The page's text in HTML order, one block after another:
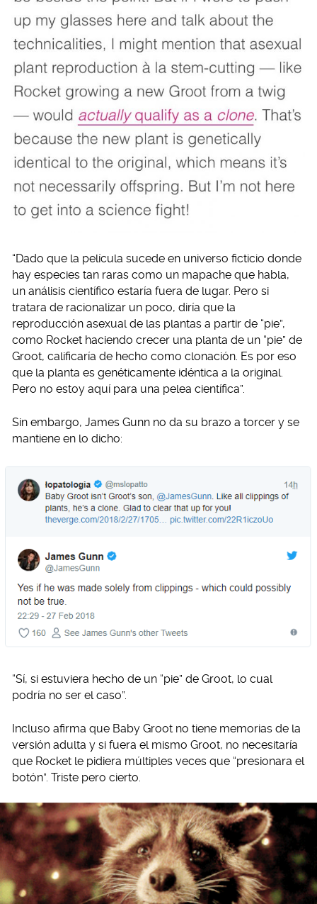
“Dado que la película sucede en universo ficticio donde
hay especies tan raras como un mapache que habla,
un análisis científico estaría fuera de lugar. Pero si
tratara de racionalizar un poco, diría que la
reproducción asexual de las plantas a partir de “pie”,
como Rocket haciendo crecer una planta de un “pie” de
Groot, calificaría de hecho como clonación. Es por eso
que la planta es genéticamente idéntica a la original.
Pero no estoy aquí para una pelea científica”.
Sin embargo, James Gunn no da su brazo a torcer y se
mantiene en lo dicho:
“Sí, si estuviera hecho de un “pie” de Groot, lo cual
podría no ser el caso”.
Incluso afirma que Baby Groot no tiene memorias de la
versión adulta y si fuera el mismo Groot, no necesitaría
que Rocket le pidiera múltiples veces que “presionara el
botón”. Triste pero cierto.